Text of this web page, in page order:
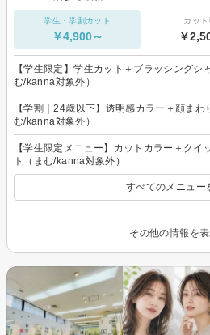
学生・学割カット
￥4,900～
カット
￥
【学生限定】学生カット＋ブラッシングシ
む/kanna対象外）
【学割｜24歳以下】透明感カラー＋顔まわ
む/kanna対象外）
【学生限定メニュー】カットカラー＋クイ
ト（まむ/kanna対象外）
すべてのメニュー
その他の情報を